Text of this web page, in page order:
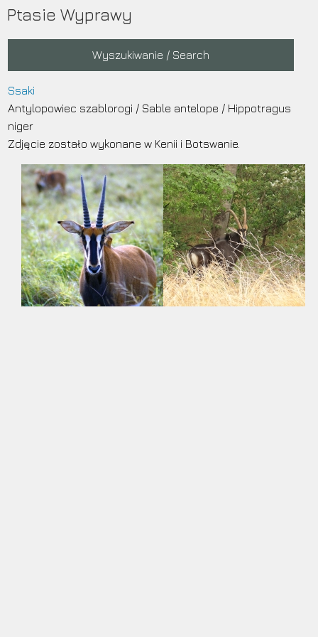
Przejdź
Ptasie Wyprawy
navigation
Wyszukiwanie / Search
Ssaki
Antylopowiec szablorogi / Sable antelope / Hippotragus
niger
Zdjęcie zostało wykonane w Kenii i Botswanie.